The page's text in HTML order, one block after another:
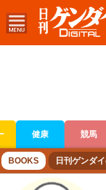
健康 競馬
ボートレース 競輪
BOOKS 日刊ゲンダ